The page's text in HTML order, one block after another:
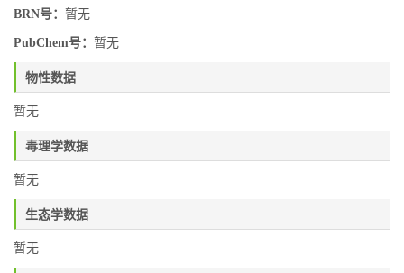
BRN号： 暂无
PubChem号： 暂无
物性数据
暂无
毒理学数据
暂无
生态学数据
暂无